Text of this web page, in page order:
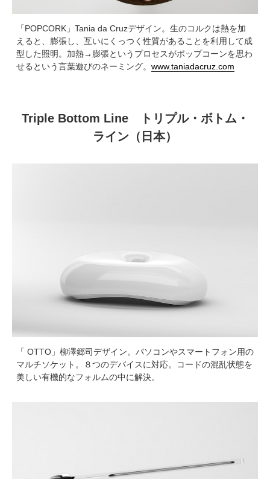
「POPCORK」Tania da Cruzデザイン。生のコルクは熱を加
えると、膨張し、互いにくっつく性質があることを利用して成
型した照明。加熱→膨張というプロセスがポップコーンを思わ
せるという言葉遊びのネーミング。 www.taniadacruz.com
Triple Bottom Line トリプル・ボトム・
ライン（日本）
「 OTTO」柳澤郷司デザイン。パソコンやスマートフォン用の
マルチソケット。８つのデバイスに対応。コードの混乱状態を
美しい有機的なフォルムの中に解決。